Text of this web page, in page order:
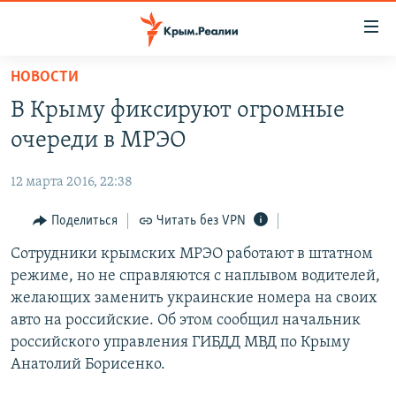
Вернуться
основному
содержанию
Вернутся
навигации
Вернутся
поиску
СПЕЦПРОЕКТЫ
КАРТА ВОЕННЫХ ОБЪЕКТОВ КРЫМА
11 ЛЕТ ОККУПАЦИИ КРЫМА. 11 ИСТОРИЙ СОПРОТИВЛЕНИЯ
ВОДА
ИСТОРИЯ
ЕЩЕ
ИНТЕРАКТИВ
ИНФОГРАФИКА
ТЕЛЕПРОЕКТ КРЫМ.РЕАЛИИ
СОВЕТЫ ПРАВОЗАЩИТНИКОВ
РАДІО СВОБОДА
КАК ОБОЙТИ БЛОКИРОВКУ
Українською
Qırımtatar
НОВОСТИ
В Крыму фиксируют огромные
очереди в МРЭО
12 марта 2016, 22:38
Поделиться Читать без VPN
Сотрудники крымских МРЭО работают в штатном
режиме, но не справляются с наплывом водителей,
желающих заменить украинские номера на своих
авто на российские. Об этом сообщил начальник
российского управления ГИБДД МВД по Крыму
Анатолий Борисенко.